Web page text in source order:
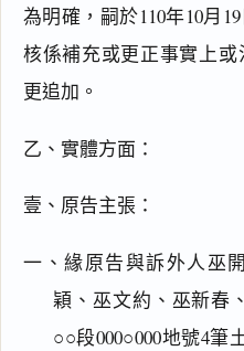
為明確，嗣於110年10月
核係補充或更正事實上
更追加。
乙、實體方面：
壹、原告主張：
一、緣原告與訴外人巫
穎、巫文約、巫新春
○○段000○000地號4筆